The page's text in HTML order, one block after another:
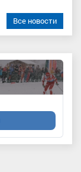
Все новости